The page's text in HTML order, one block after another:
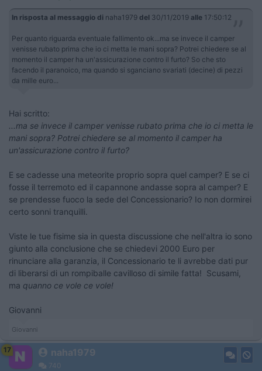
In risposta al messaggio di naha1979 del 30/11/2019 alle 17:50:12
Per quanto riguarda eventuale fallimento ok...ma se invece il camper
venisse rubato prima che io ci metta le mani sopra? Potrei chiedere se al
momento il camper ha un'assicurazione contro il furto? So che sto
facendo il paranoico, ma quando si sganciano svariati (decine) di pezzi
da mille euro...
Hai scritto:
...ma se invece il camper venisse rubato prima che io ci metta le
mani sopra? Potrei chiedere se al momento il camper ha
un'assicurazione contro il furto?
E se cadesse una meteorite proprio sopra quel camper? E se ci
fosse il terremoto ed il capannone andasse sopra al camper? E
se prendesse fuoco la sede del Concessionario? Io non dormirei
certo sonni tranquilli.
Viste le tue fisime sia in questa discussione che nell'altra io sono
giunto alla conclusione che se chiedevi 2000 Euro per
rinunciare alla garanzia, il Concessionario te li avrebbe dati pur
di liberarsi di un rompiballe cavilloso di simile fatta! Scusami,
ma quanno ce vole ce vole!
Giovanni
Giovanni
17 naha1979
740